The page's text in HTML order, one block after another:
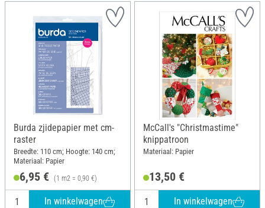
Burda zjidepapier met cm-
raster
Breedte: 110 cm; Hoogte: 140 cm;
Materiaal: Papier
6,95 € (1 m2 = 0,90 €)
In winkelwagen
McCall's "Christmastime"
knippatroon
Materiaal: Papier
13,50 €
In winkelwagen